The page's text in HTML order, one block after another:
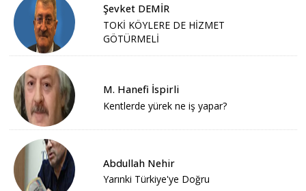
Şevket DEMİR
TOKİ KÖYLERE DE HİZMET
GÖTÜRMELİ
M. Hanefi İspirli
Kentlerde yürek ne iş yapar?
Abdullah Nehir
Yarınki Türkiye'ye Doğru